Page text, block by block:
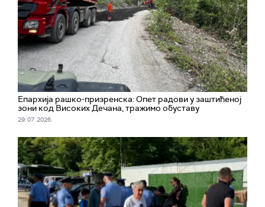
Епархија рашко-призренска: Опет радови у заштићеној
зони код Високих Дечана, тражимо обуставу
29. 07. 2026.